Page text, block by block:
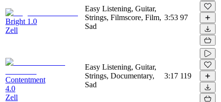
Bright 1.0
Zell
Easy Listening, Guitar,
Strings, Filmscore, Film,
Sad
3:53 97
Contentment
4.0
Zell
Easy Listening, Guitar,
Strings, Documentary,
Sad
3:17 119